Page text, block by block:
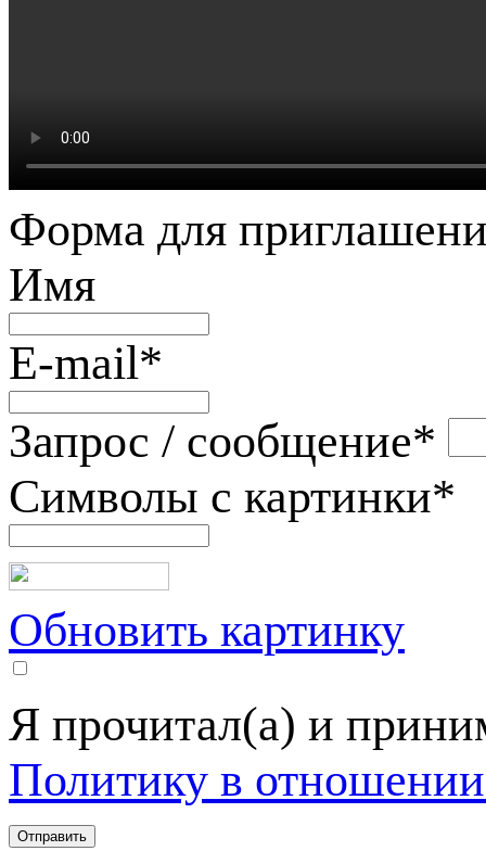
Форма для
Имя
E-mail*
Запрос / сообщение*
Символы с картинки*
Обновить картинку
Я прочитал(а) и
Политику в